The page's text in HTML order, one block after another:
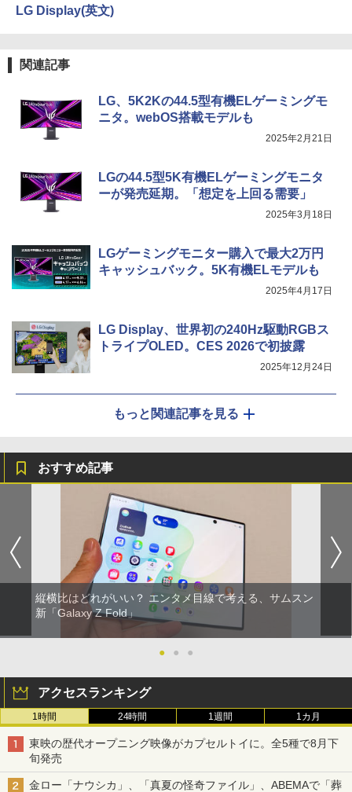
LG Display(英文)
関連記事
LG、5K2Kの44.5型有機ELゲーミングモ
ニタ。webOS搭載モデルも
2025年2月21日
LGの44.5型5K有機ELゲーミングモニタ
ーが発売延期。「想定を上回る需要」
2025年3月18日
LGゲーミングモニター購入で最大2万円
キャッシュバック。5K有機ELモデルも
2025年4月17日
LG Display、世界初の240Hz駆動RGBス
トライプOLED。CES 2026で初披露
2025年12月24日
もっと関連記事を見る
おすすめ記事
縦横比はどれがいい？ エンタメ目線で考える、サムスン
新「Galaxy Z Fold」
● ● ●
アクセスランキング
1時間 24時間 1週間 1カ月
東映の歴代オープニング映像がカプセルトイに。全5種で8月下
旬発売
金ロー「ナウシカ」、「真夏の怪奇ファイル」、ABEMAで「葬